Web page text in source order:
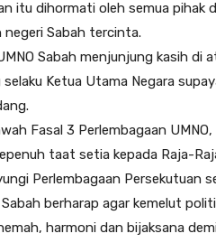
itu dihormati oleh semua pihak
negeri Sabah tercinta.
Sabah menjunjung kasih di
Ketua Utama Negara
Fasal 3 Perlembagaan
taat setia kepada Raja-
Perlembagaan Persekutuan
berharap agar kemelut
harmoni dan bijaksana